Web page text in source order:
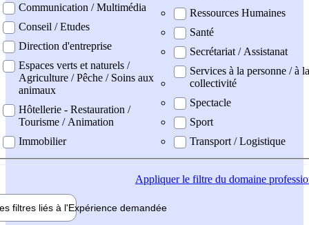
Communication / Multimédia
Conseil / Etudes
Direction d'entreprise
Espaces verts et naturels /
Agriculture / Pêche / Soins aux
animaux
Hôtellerie - Restauration /
Tourisme / Animation
Immobilier
Ressources Humaines
Santé
Secrétariat / Assistanat
Services à la personne / à la
collectivité
Spectacle
Sport
Transport / Logistique
Appliquerle filtre du domaine
filtres liés à l'Expérience demandée